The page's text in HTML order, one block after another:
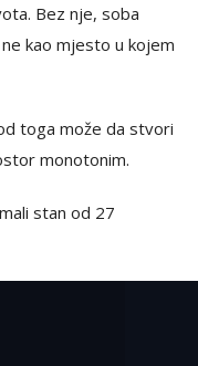
Bez nje, soba
kao mjesto u kojem
toga može da stvori
monotonim.
stan od 27